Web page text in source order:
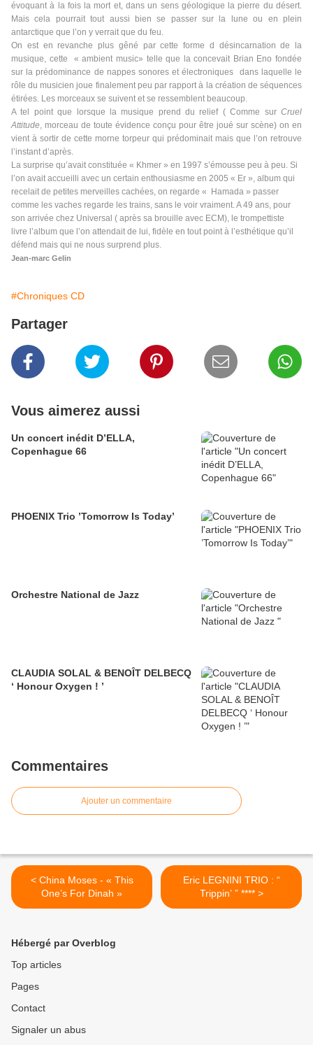
évoquant à la fois la mort et, dans un sens géologique la pierre du désert.
Mais cela pourrait tout aussi bien se passer sur la lune ou en plein
antarctique que l’on y verrait que du feu.
On est en revanche plus gêné par cette forme d désincarnation de la
musique, cette « ambient music» telle que la concevait Brian Eno fondée
sur la prédominance de nappes sonores et électroniques dans laquelle le
rôle du musicien joue finalement peu par rapport à la création de séquences
étirées. Les morceaux se suivent et se ressemblent beaucoup.
A tel point que lorsque la musique prend du relief ( Comme sur Cruel
Attitude, morceau de toute évidence conçu pour être joué sur scène) on en
vient à sortir de cette morne torpeur qui prédominait mais que l’on retrouve
l’instant d’après.
La surprise qu’avait constituée « Khmer » en 1997 s’émousse peu à peu. Si
l’on avait accueilli avec un certain enthousiasme en 2005 « Er », album qui
recelait de petites merveilles cachées, on regarde « Hamada » passer
comme les vaches regarde les trains, sans le voir vraiment. A 49 ans, pour
son arrivée chez Universal ( après sa brouille avec ECM), le trompettiste
livre l’album que l’on attendait de lui, fidèle en tout point à l’esthétique qu’il
défend mais qui ne nous surprend plus.
Jean-marc Gelin
#Chroniques CD
Partager
Vous aimerez aussi
Un concert inédit D’ELLA,
Copenhague 66
PHOENIX Trio ’Tomorrow Is Today’
Orchestre National de Jazz
CLAUDIA SOLAL & BENOÎT DELBECQ
‘ Honour Oxygen ! ’
Commentaires
Ajouter un commentaire
< China Moses - « This
One’s For Dinah »
Eric LEGNINI TRIO : “
Trippin’ ” **** >
Hébergé par Overblog
Top articles
Pages
Contact
Signaler un abus